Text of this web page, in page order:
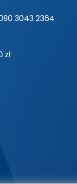
3043 2364
zł